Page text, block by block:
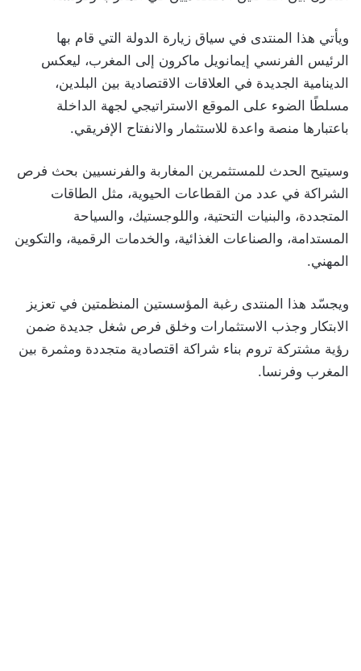
ويأتي هذا المنتدى في سياق زيارة الدولة التي قام بها
الرئيس الفرنسي إيمانويل ماكرون إلى المغرب، ليعكس
الدينامية الجديدة في العلاقات الاقتصادية بين البلدين،
مسلطًا الضوء على الموقع الاستراتيجي لجهة الداخلة
باعتبارها منصة واعدة للاستثمار والانفتاح الإفريقي.
وسيتيح الحدث للمستثمرين المغاربة والفرنسيين بحث فرص
الشراكة في عدد من القطاعات الحيوية، مثل الطاقات
المتجددة، والبنيات التحتية، واللوجستيك، والسياحة
المستدامة، والصناعات الغذائية، والخدمات الرقمية، والتكوين
المهني.
ويجسّد هذا المنتدى رغبة المؤسستين المنظمتين في تعزيز
الابتكار وجذب الاستثمارات وخلق فرص شغل جديدة ضمن
رؤية مشتركة تروم بناء شراكة اقتصادية متجددة ومثمرة بين
المغرب وفرنسا.